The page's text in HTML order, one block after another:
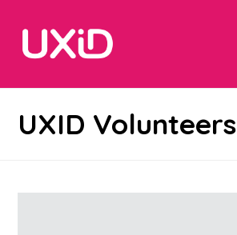
UXID Volunteers